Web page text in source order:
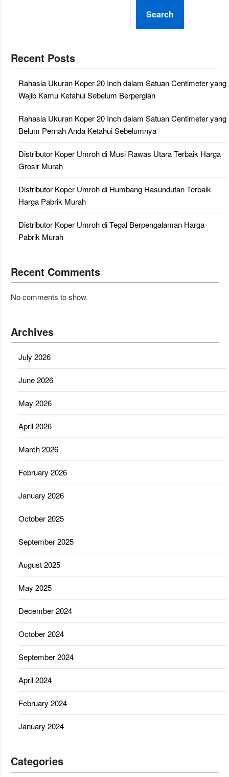
Search
Recent Posts
Rahasia Ukuran Koper 20 Inch dalam Satuan Centimeter yang
Wajib Kamu Ketahui Sebelum Berpergian
Rahasia Ukuran Koper 20 Inch dalam Satuan Centimeter yang
Belum Pernah Anda Ketahui Sebelumnya
Distributor Koper Umroh di Musi Rawas Utara Terbaik Harga
Grosir Murah
Distributor Koper Umroh di Humbang Hasundutan Terbaik
Harga Pabrik Murah
Distributor Koper Umroh di Tegal Berpengalaman Harga
Pabrik Murah
Recent Comments
No comments to show.
Archives
July 2026
June 2026
May 2026
April 2026
March 2026
February 2026
January 2026
October 2025
September 2025
August 2025
May 2025
December 2024
October 2024
September 2024
April 2024
February 2024
January 2024
Categories